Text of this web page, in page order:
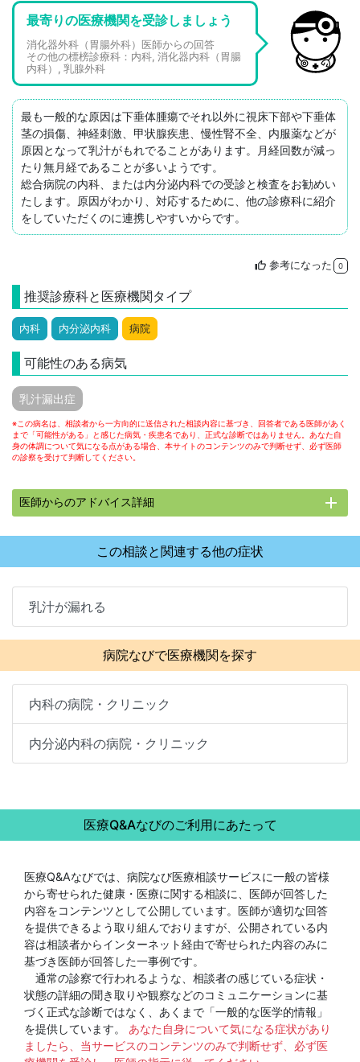
最寄りの医療機関を受診しましょう
消化器外科（胃腸外科）医師からの回答
その他の標榜診療科：内科, 消化器内科（胃腸
内科）, 乳腺外科
最も一般的な原因は下垂体腫瘍でそれ以外に視床下部や下垂体
茎の損傷、神経刺激、甲状腺疾患、慢性腎不全、内服薬などが
原因となって乳汁がもれでることがあります。月経回数が減っ
たり無月経であることが多いようです。
総合病院の内科、または内分泌内科での受診と検査をお勧めい
たします。原因がわかり、対応するために、他の診療科に紹介
thumb_up 参考になった 0
推奨診療科と医療機関タイプ
内科 内分泌内科 病院
可能性のある病気
乳汁漏出症
※この病名は、相談者から一方向的に送信された相談内容に基づき、回答者である医師があく
まで「可能性がある」と感じた病気・疾患名であり、正式な診断ではありません。あなた自
身の体調について気になる点がある場合、本サイトのコンテンツのみで判断せず、必ず医師
の診察を受けて判断してください。
医師からのアドバイス詳細 add
この相談と関連する他の症状
乳汁が漏れる
病院なびで医療機関を探す
内科の病院・クリニック
内分泌内科の病院・クリニック
医療Q&Aなびのご利用にあたって
医療Q&Aなびでは、病院なび医療相談サービスに一般の皆様
から寄せられた健康・医療に関する相談に、医師が回答した
内容をコンテンツとして公開しています。医師が適切な回答
を提供できるよう取り組んでおりますが、公開されている内
容は相談者からインターネット経由で寄せられた内容のみに
基づき医師が回答した一事例です。
通常の診察で行われるような、相談者の感じている症状・
状態の詳細の聞き取りや観察などのコミュニケーションに基
づく正式な診断ではなく、あくまで「一般的な医学的情報」
を提供しています。 あなた自身について気になる症状があり
ましたら、当サービスのコンテンツのみで判断せず、必ず医